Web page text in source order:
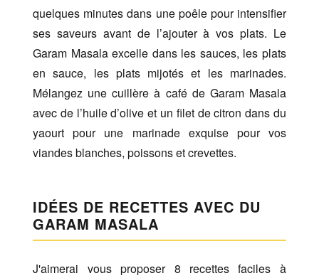
quelques minutes dans une poêle pour intensifier
ses saveurs avant de l’ajouter à vos plats. Le
Garam Masala excelle dans les sauces, les plats
en sauce, les plats mijotés et les marinades.
Mélangez une cuillère à café de Garam Masala
avec de l’huile d’olive et un filet de citron dans du
yaourt pour une marinade exquise pour vos
viandes blanches, poissons et crevettes.
IDÉES DE RECETTES AVEC DU
GARAM MASALA
J'aimerai vous proposer 8 recettes faciles à